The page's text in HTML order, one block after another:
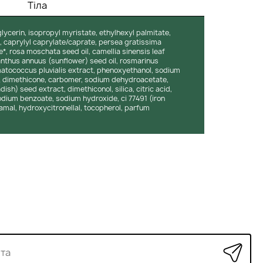
Тіла
isopropyl myristate, ethylhexyl palmitate,
caprylyl caprylate/caprate, persea gratissima
rosa moschata seed oil, camellia sinensis leaf
annuus (sunflower) seed oil, rosmarinus
pluvialis extract, phenoxyethanol, sodium
carbomer, sodium dehydroacetate,
seed extract, dimethiconol, silica, citric acid,
benzoate, sodium hydroxide, ci 77491 (iron
hydroxycitronellal, tocopherol, parfum